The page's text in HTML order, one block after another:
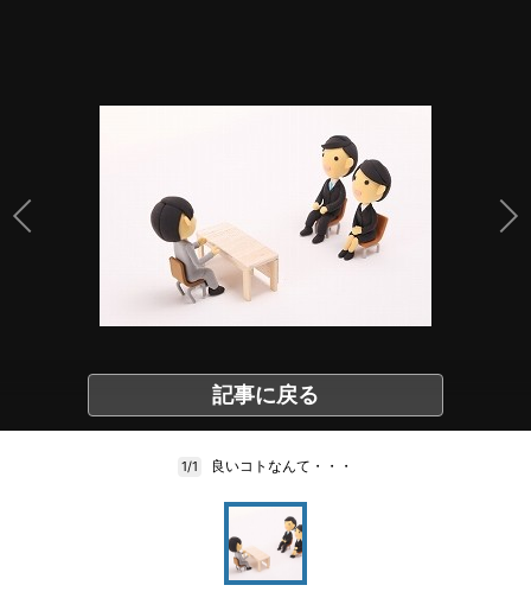
記事に戻る
1/1 良いコトなんて・・・